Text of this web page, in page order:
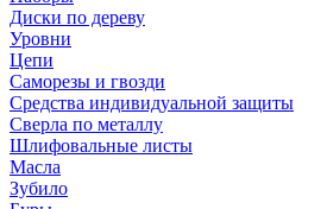
Диски по дереву
Уровни
Цепи
Саморезы и гвозди
Средства индивидуальной защиты
Сверла по металлу
Шлифовальные листы
Масла
Зубило